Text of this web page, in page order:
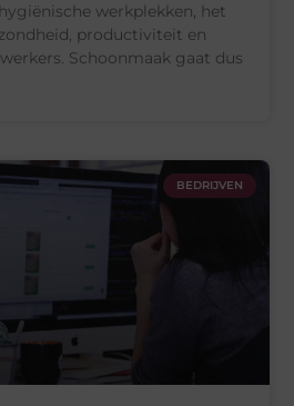
werkplekken, het
productiviteit en
Schoonmaak gaat dus
BEDRIJVEN